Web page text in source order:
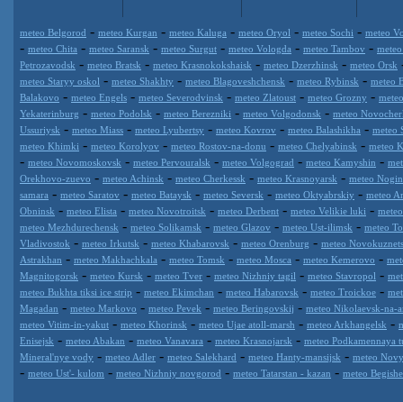
meteo Belgorod - meteo Kurgan - meteo Kaluga - meteo Oryol - meteo Sochi - meteo
- meteo Chita - meteo Saransk - meteo Surgut - meteo Vologda - meteo Tambov -
Petrozavodsk - meteo Bratsk - meteo Krasnokokshaisk - meteo Dzerzhinsk - meteo Orsk
meteo Staryy oskol - meteo Shakhty - meteo Blagoveshchensk - meteo Rybinsk - meteo
Balakovo - meteo Engels - meteo Severodvinsk - meteo Zlatoust - meteo Grozny -
Yekaterinburg - meteo Podolsk - meteo Berezniki - meteo Volgodonsk - meteo
Ussuriysk - meteo Miass - meteo Lyubertsy - meteo Kovrov - meteo Balashikha - meteo
meteo Khimki - meteo Korolyov - meteo Rostov-na-donu - meteo Chelyabinsk - meteo
- meteo Novomoskovsk - meteo Pervouralsk - meteo Volgograd - meteo Kamyshin -
Orekhovo-zuevo - meteo Achinsk - meteo Cherkessk - meteo Krasnoyarsk - meteo
samara - meteo Saratov - meteo Bataysk - meteo Seversk - meteo Oktyabrskiy - meteo
Obninsk - meteo Elista - meteo Novotroitsk - meteo Derbent - meteo Velikie luki -
meteo Mezhdurechensk - meteo Solikamsk - meteo Glazov - meteo Ust-ilimsk - meteo
Vladivostok - meteo Irkutsk - meteo Khabarovsk - meteo Orenburg - meteo
Astrakhan - meteo Makhachkala - meteo Tomsk - meteo Mosca - meteo Kemerovo -
Magnitogorsk - meteo Kursk - meteo Tver - meteo Nizhniy tagil - meteo Stavropol -
meteo Bukhta tiksi ice strip - meteo Ekimchan - meteo Habarovsk - meteo Troickoe -
Magadan - meteo Markovo - meteo Pevek - meteo Beringovskij - meteo Nikolaevsk-na-
meteo Vitim-in-yakut - meteo Khorinsk - meteo Ujae atoll-marsh - meteo Arkhangelsk -
Enisejsk - meteo Abakan - meteo Vanavara - meteo Krasnojarsk - meteo Podkamennaya
Mineral'nye vody - meteo Adler - meteo Salekhard - meteo Hanty-mansijsk - meteo
- meteo Ust'- kulom - meteo Nizhniy novgorod - meteo Tatarstan - kazan - meteo